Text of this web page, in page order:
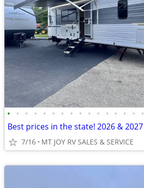
• • • • • • • • • • • • • • • •
7/16 MT JOY RV SALES & SERVICE